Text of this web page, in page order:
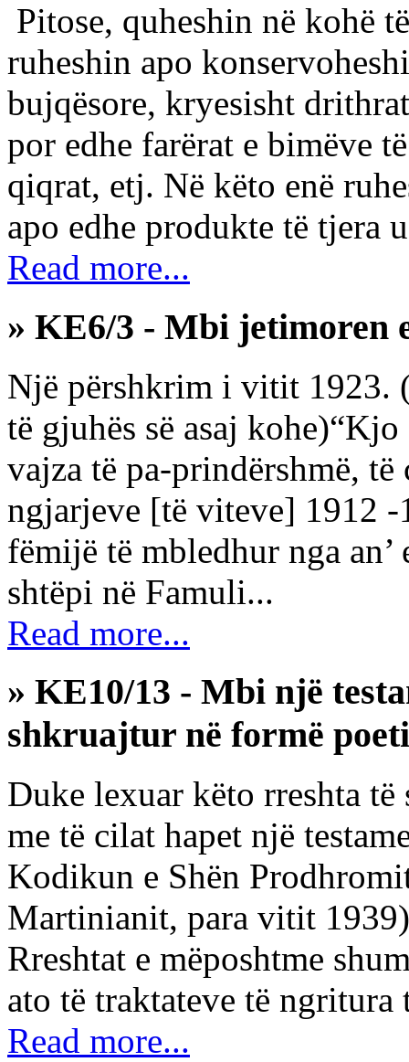
Pitose, quheshin në kohë
ruheshin apo
bujqësore, kryesisht
por edhe farërat e bimëve
qiqrat, etj. Në këto enë
apo edhe produkte të tjera
Read more...
» KE6/3 - Mbi jetimoren
Një përshkrim i vitit 1923.
të gjuhës së asaj
vajza të pa-prindërshmë,
ngjarjeve [të viteve] 1912
fëmijë të mbledhur nga an’
shtëpi në Famuli...
Read more...
» KE10/13 - Mbi një
shkruajtur në formë
Duke lexuar këto rreshta
me të cilat hapet një
Kodikun e Shën
Martinianit, para vitit
Rreshtat e mëposhtme
ato të traktateve të ngritura
Read more...